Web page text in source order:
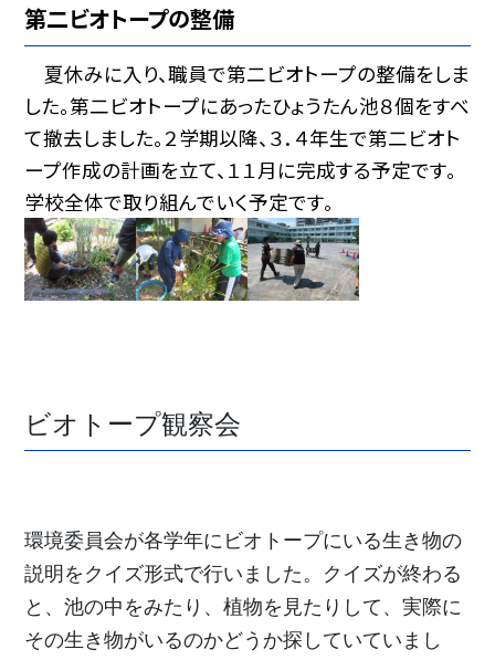
第二ビオトープの整備
夏休みに入り、職員で第二ビオトープの整備をしま
した。第二ビオトープにあったひょうたん池８個をすべ
て撤去しました。２学期以降、３．４年生で第二ビオト
ープ作成の計画を立て、１１月に完成する予定です。
学校全体で取り組んでいく予定です。
ビオトープ観察会
環境委員会が各学年にビオトープにいる生き物の
説明をクイズ形式で行いました。クイズが終わる
と、池の中をみたり、植物を見たりして、実際に
その生き物がいるのかどうか探していていまし